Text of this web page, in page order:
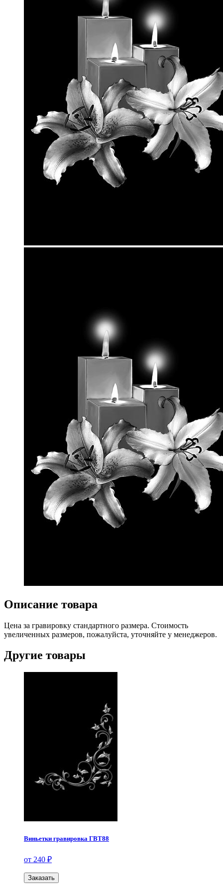
Описание товара
Цена за гравировку стандартного размера. Стоимость
увеличенных размеров, пожалуйста, уточняйте у менеджеров.
Другие товары
Виньетки гравировка ГВТ88
от 240 ₽
Заказать